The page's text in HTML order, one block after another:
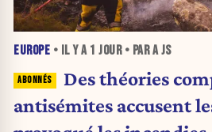
EUROPE • IL Y A 1 JOUR• PAR A JS
Des théories
antisémites accusent